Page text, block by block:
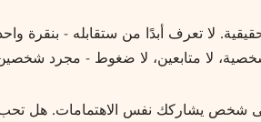
حقيقية. لا تعرف أبدًا من ستقابله -
لا متابعين، لا ضغوط - مجرد شخصين
شخص يشاركك نفس الاهتمامات. هل تحب